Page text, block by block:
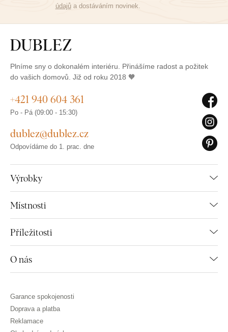
údajůa dostáváním novinek.
Plníme sny o dokonalém interiéru. Přinášíme radost a požitek
do vašich domovů. Již od roku 2018 🧡
Výrobky
Místnosti
Příležitosti
O nás
+421 940 604 361
Po - Pá (09:00 - 15:30)
dublez@dublez.cz
Odpovídáme do 1. prac. dne
Garance spokojenosti
Doprava a platba
Reklamace